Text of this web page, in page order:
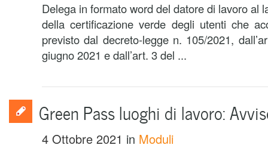
Delega in formato word del datore di lavoro al
della certificazione verde degli utenti che
previsto dal decreto-legge n. 105/2021,
giugno 2021 e dall’art. 3 del ...
Green Pass luoghi di lavoro:
4 Ottobre 2021 in Moduli